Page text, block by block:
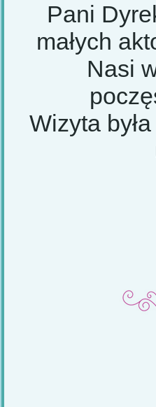
Pani
małych
Nasi
Wizyta